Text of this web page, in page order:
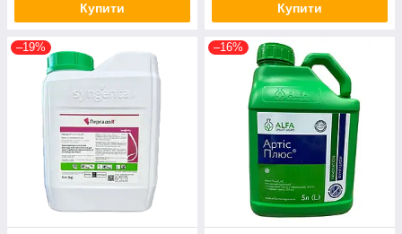
Купити Купити
–19% –16%